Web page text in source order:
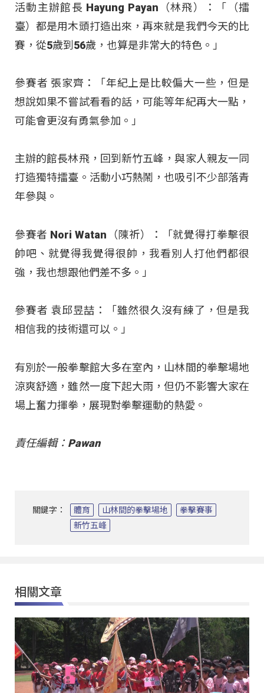
活動主辦館長 Hayung Payan（林飛）：「（擂
臺）都是用木頭打造出來，再來就是我們今天的比
賽，從5歲到56歲，也算是非常大的特色。」
參賽者 張家齊：「年紀上是比較偏大一些，但是
想說如果不嘗試看看的話，可能等年紀再大一點，
可能會更沒有勇氣參加。」
主辦的館長林飛，回到新竹五峰，與家人親友一同
打造獨特擂臺。活動小巧熱鬧，也吸引不少部落青
年參與。
參賽者 Nori Watan（陳祈）：「就覺得打拳擊很
帥吧、就覺得我覺得很帥，我看別人打他們都很
強，我也想跟他們差不多。」
參賽者 袁邱昱喆：「雖然很久沒有練了，但是我
相信我的技術還可以。」
有別於一般拳擊館大多在室內，山林間的拳擊場地
涼爽舒適，雖然一度下起大雨，但仍不影響大家在
場上奮力揮拳，展現對拳擊運動的熱愛。
責任編輯：Pawan
關鍵字： 體育 山林間的拳擊場地
拳擊賽事
新竹五峰
相關文章